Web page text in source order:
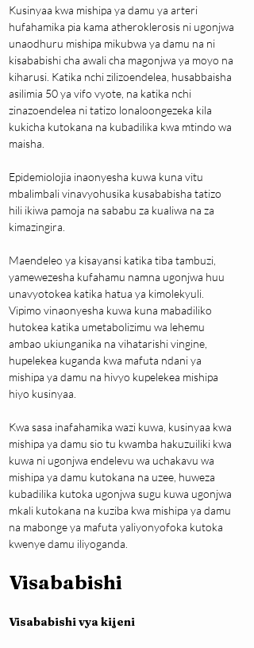
Kusinyaa kwa mishipa ya damu ya arteri
hufahamika pia kama atheroklerosis ni ugonjwa
unaodhuru mishipa mikubwa ya damu na ni
kisababishi cha awali cha magonjwa ya moyo na
kiharusi. Katika nchi zilizoendelea, husabbaisha
asilimia 50 ya vifo vyote, na katika nchi
zinazoendelea ni tatizo lonaloongezeka kila
kukicha kutokana na kubadilika kwa mtindo wa
maisha.
Epidemiolojia inaonyesha kuwa kuna vitu
mbalimbali vinavyohusika kusababisha tatizo
hili ikiwa pamoja na sababu za kualiwa na za
kimazingira.
Maendeleo ya kisayansi katika tiba tambuzi,
yamewezesha kufahamu namna ugonjwa huu
unavyotokea katika hatua ya kimolekyuli.
Vipimo vinaonyesha kuwa kuna mabadiliko
hutokea katika umetabolizimu wa lehemu
ambao ukiunganika na vihatarishi vingine,
hupelekea kuganda kwa mafuta ndani ya
mishipa ya damu na hivyo kupelekea mishipa
hiyo kusinyaa.
Kwa sasa inafahamika wazi kuwa, kusinyaa kwa
mishipa ya damu sio tu kwamba hakuzuiliki kwa
kuwa ni ugonjwa endelevu wa uchakavu wa
mishipa ya damu kutokana na uzee, huweza
kubadilika kutoka ugonjwa sugu kuwa ugonjwa
mkali kutokana na kuziba kwa mishipa ya damu
na mabonge ya mafuta yaliyonyofoka kutoka
kwenye damu iliyoganda.
Visababishi
Visababishi vya kijeni